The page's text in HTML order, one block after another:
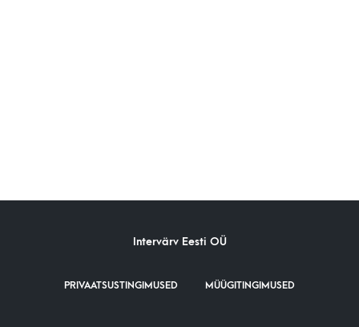
Intervärv Eesti OÜ
PRIVAATSUSTINGIMUSED MÜÜGITINGIMUSED